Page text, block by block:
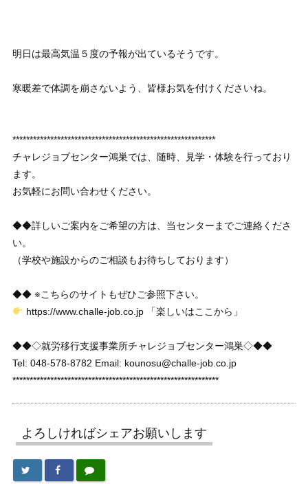
明日は最高気温５度の予報が出ているそうです。
寒暖差で体調を崩さないよう、皆様お気を付けくださいね。
***********************************************************
チャレジョブセンター鴻巣では、随時、見学・体験を行っており
ます。
お気軽にお問い合わせください。
◆◆詳しいご案内をご希望の方は、当センターまでご連絡くださ
い。
（学校や施設からのご相談もお待ちしております）
◆◆ ※こちらのサイトもぜひご参照下さい。
https://www.challe-job.co.jp 「楽しいはここから」
◆◆◇就労移行支援事業所チャレジョブセンター鴻巣◇◆◆
Tel: 048-578-8782 Email: kounosu@challe-job.co.jp
************************************************************
よろしければシェアお願いします